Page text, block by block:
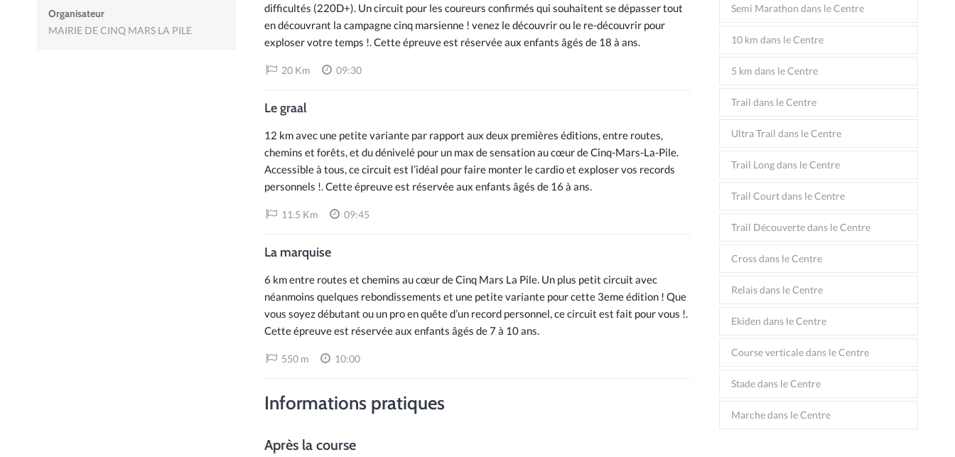
Organisateur
MAIRIE DE CINQ MARS LA PILE
difficultés (220D+). Un circuit pour les coureurs confirmés qui souhaitent se dépasser tout
en découvrant la campagne cinq marsienne ! venez le découvrir ou le re-découvrir pour
exploser votre temps !. Cette épreuve est réservée aux enfants âgés de 18 à ans.
20 Km 09:30
Le graal
12 km avec une petite variante par rapport aux deux premières éditions, entre routes,
chemins et forêts, et du dénivelé pour un max de sensation au cœur de Cinq-Mars-La-Pile.
Accessible à tous, ce circuit est l’idéal pour faire monter le cardio et exploser vos records
personnels !. Cette épreuve est réservée aux enfants âgés de 16 à ans.
11.5 Km 09:45
La marquise
6 km entre routes et chemins au cœur de Cinq Mars La Pile. Un plus petit circuit avec
néanmoins quelques rebondissements et une petite variante pour cette 3eme édition ! Que
vous soyez débutant ou un pro en quête d’un record personnel, ce circuit est fait pour vous !.
Cette épreuve est réservée aux enfants âgés de 7 à 10 ans.
550 m 10:00
Informations pratiques
Après la course
Semi Marathon dans le Centre
10 km dans le Centre
5 km dans le Centre
Trail dans le Centre
Ultra Trail dans le Centre
Trail Long dans le Centre
Trail Court dans le Centre
Trail Découverte dans le Centre
Cross dans le Centre
Relais dans le Centre
Ekiden dans le Centre
Course verticale dans le Centre
Stade dans le Centre
Marche dans le Centre